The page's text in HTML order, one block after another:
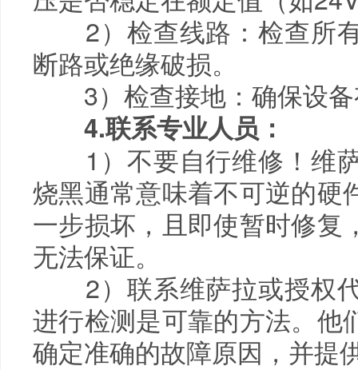
2）检查线路：检查所
断路或绝缘破损。
3）检查接地：确保设备
4.联系专业人员：
1）不要自行维修！维
烧黑通常意味着不可逆的硬
一步损坏，且即使暂时修复
无法保证。
2）联系维萨拉或授权
进行检测是可靠的方法。他
确定准确的故障原因，并提